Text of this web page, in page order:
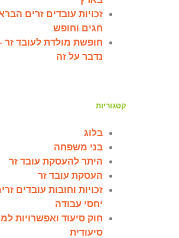
זכויות עובדים זרים
חגים וחופש
חופשת מולדת לעובד זר
נדבר על זה
קטגוריות
בלוג
בני משפחה
היתר להעסקת עובד זר
העסקת עובד זר
זכויות וחובות עובדים
יחסי עבודה
חוק סיעוד ואפשרויות
סיעודית